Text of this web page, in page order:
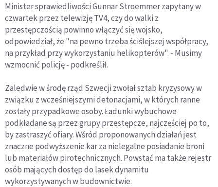
Minister sprawiedliwości Gunnar Stroemmer zapytany w
czwartek przez telewizję TV4, czy do walki z
przestępczością powinno włączyć się wojsko,
odpowiedział, że "na pewno trzeba ściślejszej współpracy,
na przykład przy wykorzystaniu helikopterów". - Musimy
wzmocnić policję - podkreślił.
Zaledwie w środę rząd Szwecji zwołał sztab kryzysowy w
związku z wcześniejszymi detonacjami, w których ranne
zostały przypadkowe osoby. Ładunki wybuchowe
podkładane są przez grupy przestępcze, najczęściej po to,
by zastraszyć ofiary. Wśród proponowanych działań jest
znaczne podwyższenie kar za nielegalne posiadanie broni
lub materiałów pirotechnicznych. Powstać ma także rejestr
osób mających dostęp do lasek dynamitu
wykorzystywanych w budownictwie.